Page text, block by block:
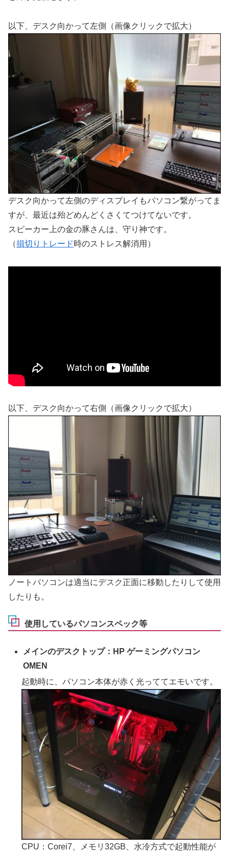
以下、デスク向かって左側（画像クリックで拡大）
デスク向かって左側のディスプレイもパソコン繋がってま
すが、最近は殆どめんどくさくてつけてないです。
スピーカー上の金の豚さんは、守り神です。
（損切りトレード時のストレス解消用）
以下、デスク向かって右側（画像クリックで拡大）
ノートパソコンは適当にデスク正面に移動したりして使用
したりも。
使用しているパソコンスペック等
メインのデスクトップ：HP ゲーミングパソコン
OMEN
起動時に、パソコン本体が赤く光っててエモいです。
CPU：Corei7、メモリ32GB、水冷方式で起動性能が